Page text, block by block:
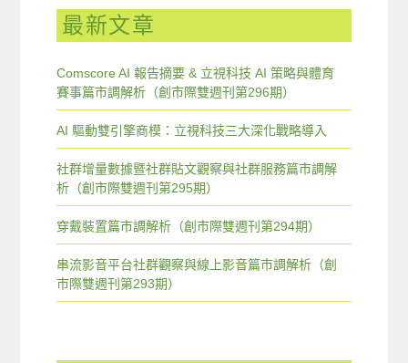
最新文章
Comscore AI 報告摘要 & 立視科技 AI 策略與體育
賽事篇市調解析（創市際雙週刊第296期）
AI 驅動雙引擎商模：立視科技三大深化戰略導入
社群增量數據暨社群貼文觀察與社群服務篇市調解
析（創市際雙週刊第295期）
穿戴裝置篇市調解析（創市際雙週刊第294期）
串流影音平台社群觀察與線上影音篇市調解析（創
市際雙週刊第293期）